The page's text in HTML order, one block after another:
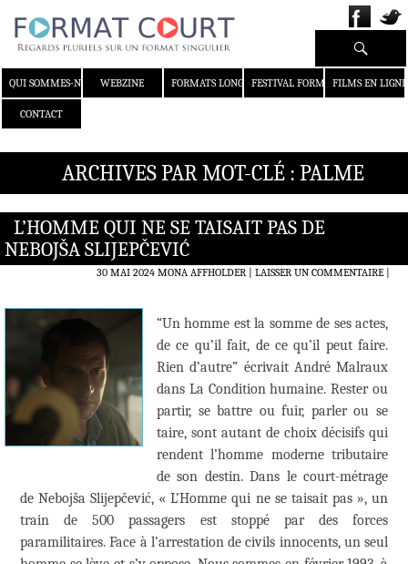
QUI SOMMES-NOUS ?WEBZINE FORMATS LONGS FESTIVAL FORMAT COURT
FILMS EN LIGNE
CONTACT
Recherche
ARCHIVES PAR MOT-CLÉ : PALME
L’HOMME QUI NE SE TAISAIT PAS DE
NEBOJŠA SLIJEPČEVIĆ
30 MAI 2024 MONA AFFHOLDER LAISSER UN COMMENTAIRE|
“Un homme est la somme de ses actes,
de ce qu’il fait, de ce qu’il peut faire.
Rien d’autre” écrivait André Malraux
dans La Condition humaine. Rester ou
partir, se battre ou fuir, parler ou se
taire, sont autant de choix décisifs qui
rendent l’homme moderne tributaire
de son destin. Dans le court-métrage
de Nebojša Slijepčević, « L’Homme qui ne se taisait pas », un
train de 500 passagers est stoppé par des forces
paramilitaires. Face à l’arrestation de civils innocents, un seul